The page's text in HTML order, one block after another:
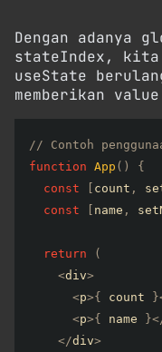
Dengan adanya
stateIndex, kita
useState
memberikan
// Contoh
function App ( )
{
const
count ,
const
name ,
return
(
<div>
<p>{ count }
<p>{ name }<
</div>